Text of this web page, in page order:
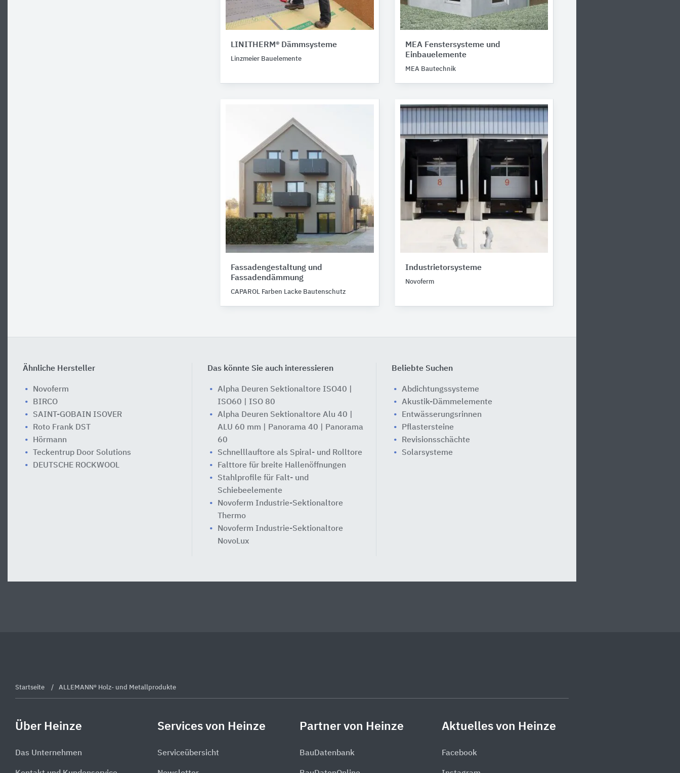
LINITHERM® Dämmsysteme
Linzmeier Bauelemente
MEA Fenstersysteme und
Einbauelemente
MEA Bautechnik
Fassadengestaltung und
Fassadendämmung
CAPAROL Farben Lacke Bautenschutz
Industrietorsysteme
Novoferm
Ähnliche Hersteller
Novoferm
BIRCO
SAINT-GOBAIN ISOVER
Roto Frank DST
Hörmann
Teckentrup Door Solutions
DEUTSCHE ROCKWOOL
Das könnte Sie auch interessieren
Alpha Deuren Sektionaltore ISO40 |
ISO60 | ISO 80
Alpha Deuren Sektionaltore Alu 40 |
ALU 60 mm | Panorama 40 | Panorama
60
Schnelllauftore als Spiral- und Rolltore
Falttore für breite Hallenöffnungen
Stahlprofile für Falt- und
Schiebeelemente
Novoferm Industrie-Sektionaltore
Thermo
Novoferm Industrie-Sektionaltore
NovoLux
Beliebte Suchen
Abdichtungssysteme
Akustik-Dämmelemente
Entwässerungsrinnen
Pflastersteine
Revisionsschächte
Solarsysteme
Startseite ALLEMANN® Holz- und Metallprodukte
Über Heinze
Das Unternehmen
Services von Heinze
Serviceübersicht
Partner von Heinze
BauDatenbank
Aktuelles von Heinze
Facebook